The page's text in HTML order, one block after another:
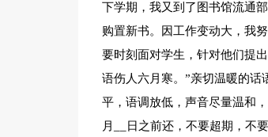
下学期，我又到了图书馆流通
购置新书。因工作变动大，我
要时刻面对学生，针对他们提
语伤人六月寒。”亲切温暖的
平，语调放低，声音尽量温和
月__日之前还，不要超期，不